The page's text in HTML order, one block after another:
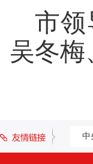
市领
吴冬
中